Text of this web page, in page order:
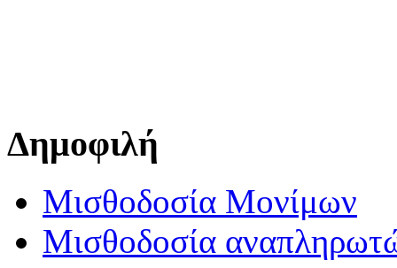
Δημοφιλή
Μισθοδοσία Μονίμων
Μισθοδοσία